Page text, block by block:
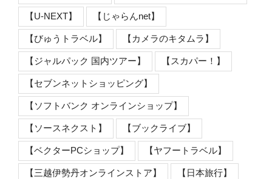
【U-NEXT】 【じゃらんnet】
【びゅうトラベル】 【カメラのキタムラ】
【ジャルパック 国内ツアー】 【スカパー！】
【セブンネットショッピング】
【ソフトバンク オンラインショップ】
【ソースネクスト】 【ブックライブ】
【ベクターPCショップ】 【ヤフートラベル】
【三越伊勢丹オンラインストア】 【日本旅行】